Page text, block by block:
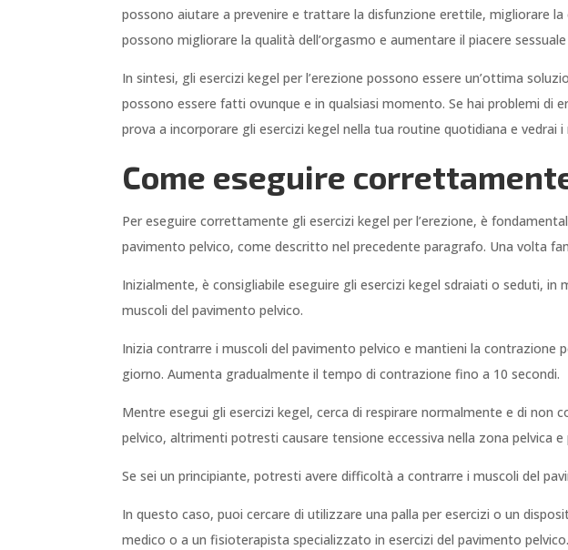
possono aiutare a prevenire e trattare la disfunzione erettile, migliorare
possono migliorare la qualità dell’orgasmo e aumentare il piacere
In sintesi, gli esercizi kegel per l’erezione possono essere un’ottima
possono essere fatti ovunque e in qualsiasi momento. Se hai problemi di
prova a incorporare gli esercizi kegel nella tua routine quotidiana e vedrai
Come eseguire
Per eseguire correttamente gli esercizi kegel per l’erezione, è
pavimento pelvico, come descritto nel precedente paragrafo. Una volta
Inizialmente, è consigliabile eseguire gli esercizi kegel sdraiati o seduti,
muscoli del pavimento pelvico.
Inizia contrarre i muscoli del pavimento pelvico e mantieni la contrazione
giorno. Aumenta gradualmente il tempo di contrazione fino a 10 secondi.
Mentre esegui gli esercizi kegel, cerca di respirare normalmente e di
pelvico, altrimenti potresti causare tensione eccessiva nella zona pelvica e
Se sei un principiante, potresti avere difficoltà a contrarre i muscoli del
In questo caso, puoi cercare di utilizzare una palla per esercizi o un
medico o a un fisioterapista specializzato in esercizi del pavimento pelvico.